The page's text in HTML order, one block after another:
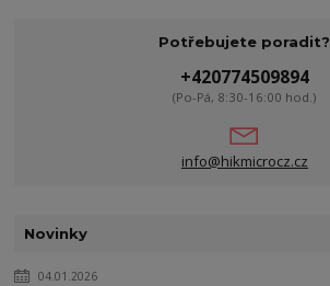
Potřebujete poradit?
+420774509894
(Po-Pá, 8:30-16:00 hod.)
info@hikmicrocz.cz
Novinky
04.01.2026